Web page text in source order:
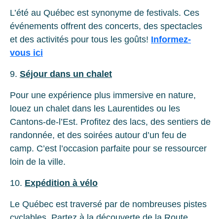
L’été au Québec est synonyme de festivals. Ces
événements offrent des concerts, des spectacles
et des activités pour tous les goûts! Informez-
vous ici
9. Séjour dans un chalet
Pour une expérience plus immersive en nature,
louez un chalet dans les Laurentides ou les
Cantons-de-l’Est. Profitez des lacs, des sentiers de
randonnée, et des soirées autour d’un feu de
camp. C’est l’occasion parfaite pour se ressourcer
loin de la ville.
10. Expédition à vélo
Le Québec est traversé par de nombreuses pistes